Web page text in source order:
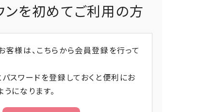
ンを初めてご利用の方
客様は、こちらから会員登録を行って
パスワードを登録しておくと便利にお
になります。